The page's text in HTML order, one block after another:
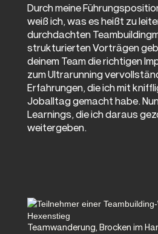
Durch meine
weiß ich, was es heißt zu
durchdachten
strukturierten Vorträgen
deinem Team die richtigen
zum Ultrarunning
Erfahrungen, die ich mit
Joballtag gemacht habe.
Learnings, die ich daraus
weitergeben.
Teamwanderung, Brocken im